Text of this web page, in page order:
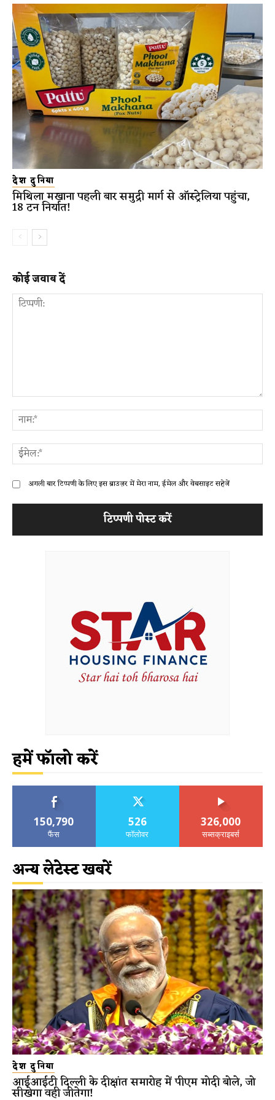
देश दुनिया
मिथिला मखाना पहली बार समुद्री मार्ग से ऑस्ट्रेलिया पहुंचा,
18 टन निर्यात!
कोई जवाब दें
अगली बार टिप्पणी के लिए इस ब्राउज़र में मेरा नाम, ईमेल और वेबसाइट सहेजें
हमें फॉलो करें
150,790
फैंस
526
फॉलोवर
326,000
सब्सक्राइबर्स
अन्य लेटेस्ट खबरें
देश दुनिया
आईआईटी दिल्ली के दीक्षांत समारोह में पीएम मोदी बोले, जो
सीखेगा वही जीतेगा!